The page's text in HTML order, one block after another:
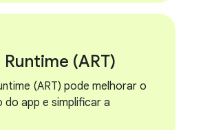
(ART)
(ART) pode melhorar o
do app e simplificar a